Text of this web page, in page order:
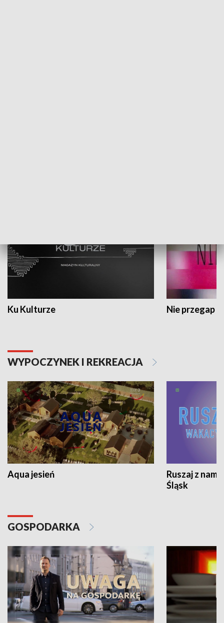
Ku Kulturze Nie przegap
WYPOCZYNEK I REKREACJA
Aqua jesień
Ruszaj z
Śląsk
GOSPODARKA